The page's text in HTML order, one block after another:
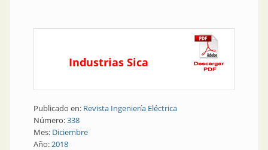
Industrias Sica
Publicado en: Revista Ingeniería Eléctrica
Número:338
Mes: Diciembre
Año:2018